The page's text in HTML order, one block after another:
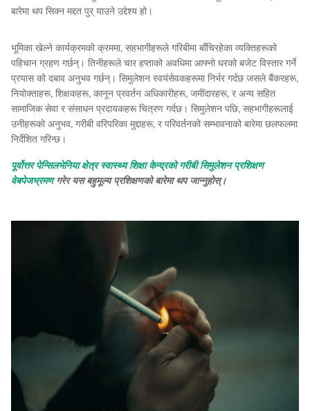
बारेमा थप सिक्न मद्दत पुर् याउने उद्देश्य हो।
भूमिका खेल्ने कार्यक्रमको क्रममा, सहभागीहरूले गरिबीमा बाँचिरहेका व्यक्तिहरूको
पहिचान ग्रहण गर्छन्। तिनीहरूले चार हप्ताको अवधिमा आफ्नो घरको बजेट विस्तार गर्ने
प्रयास को दबाव अनुभव गर्छन्। सिमुलेशन स्वयंसेवकहरूमा निर्भर गर्दछ जसले बैंकरहरू,
नियोक्ताहरू, शिक्षकहरू, कानून प्रवर्तन अधिकारीहरू, जमींदारहरू, र अन्य सहित
सामाजिक सेवा र संसाधन प्रदायकहरू चित्रण गर्दछ। सिमुलेशन पछि, सहभागीहरूलाई
उनीहरूको अनुभव, गरीबी वरिपरिका मुद्दाहरू, र परिवर्तनको सम्भावनाको बारेमा छलफलमा
निर्देशित गरिन्छ।
पूर्वोत्तर पेन्सिलभेनिया क्षेत्र स्वास्थ्य शिक्षा केन्द्रको गरीबी सिमुलेशन प्रशिक्षण
वेबपेजभ्रमणगरेर यस बहुमूल्य प्रशिक्षणको बारेमा थप जान्नुहोस्।